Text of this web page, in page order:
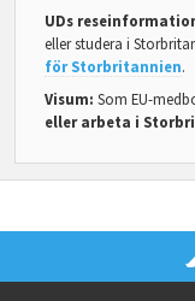
UDs
eller studera i
för Storbritannien.
Visum: Som EU-
eller arbeta i